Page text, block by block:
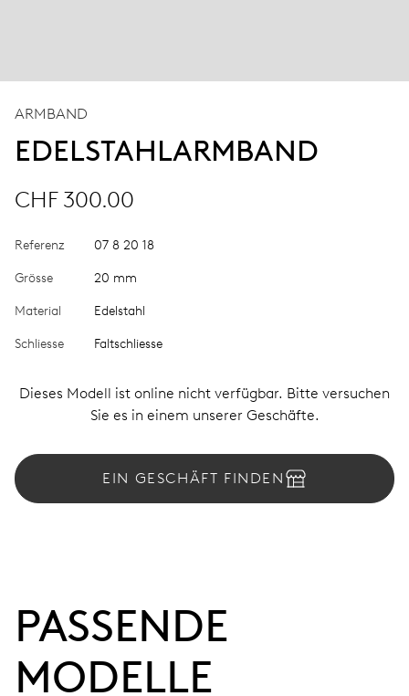
ARMBAND
EDELSTAHLARMBAND
CHF 300.00
Referenz 07 8 20 18
Grösse 20 mm
Material Edelstahl
Schliesse Faltschliesse
Dieses Modell ist online nicht verfügbar. Bitte versuchen
Sie es in einem unserer Geschäfte.
EIN GESCHÄFT FINDEN
PASSENDE
MODELLE